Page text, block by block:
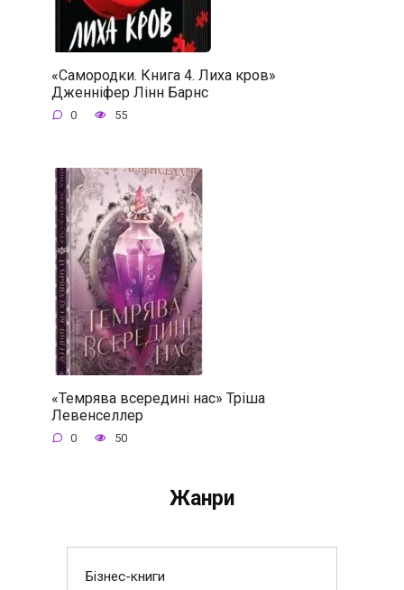
«Самородки. Книга 4. Лиха кров»
Дженніфер Лінн Барнс
0 55
«Темрява всередині нас» Тріша
Левенселлер
0 50
Жанри
Бізнес-книги